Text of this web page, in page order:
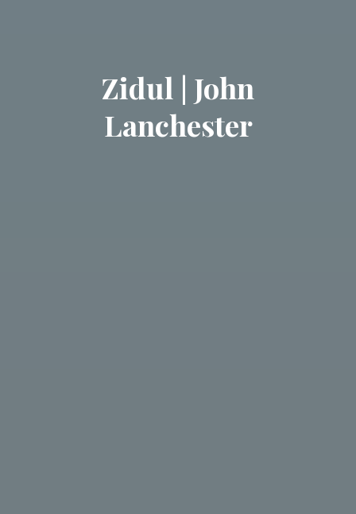
Zidul | John
Lanchester